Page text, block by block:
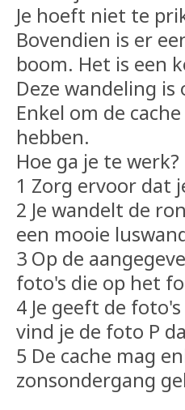
Je hoeft niet te
Bovendien is er
boom. Het is een
Deze wandeling
Enkel om de
hebben.
Hoe ga je te werk?
1 Zorg ervoor dat
2 Je wandelt de
een mooie
3 Op de
foto's die op het
4 Je geeft de
vind je de foto P
5 De cache mag
zonsondergang